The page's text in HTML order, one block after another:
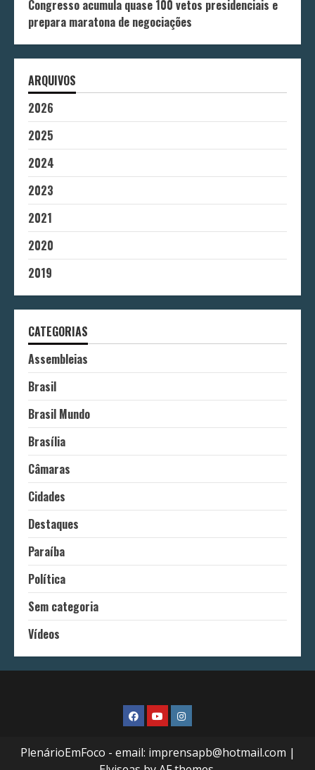
Congresso acumula quase 100 vetos presidenciais e
prepara maratona de negociações
ARQUIVOS
2026
2025
2024
2023
2021
2020
2019
CATEGORIAS
Assembleias
Brasil
Brasil Mundo
Brasília
Câmaras
Cidades
Destaques
Paraíba
Política
Sem categoria
Vídeos
FaceBook
YoutubeInstagram
PlenárioEmFoco - email: imprensapb@hotmail.com |